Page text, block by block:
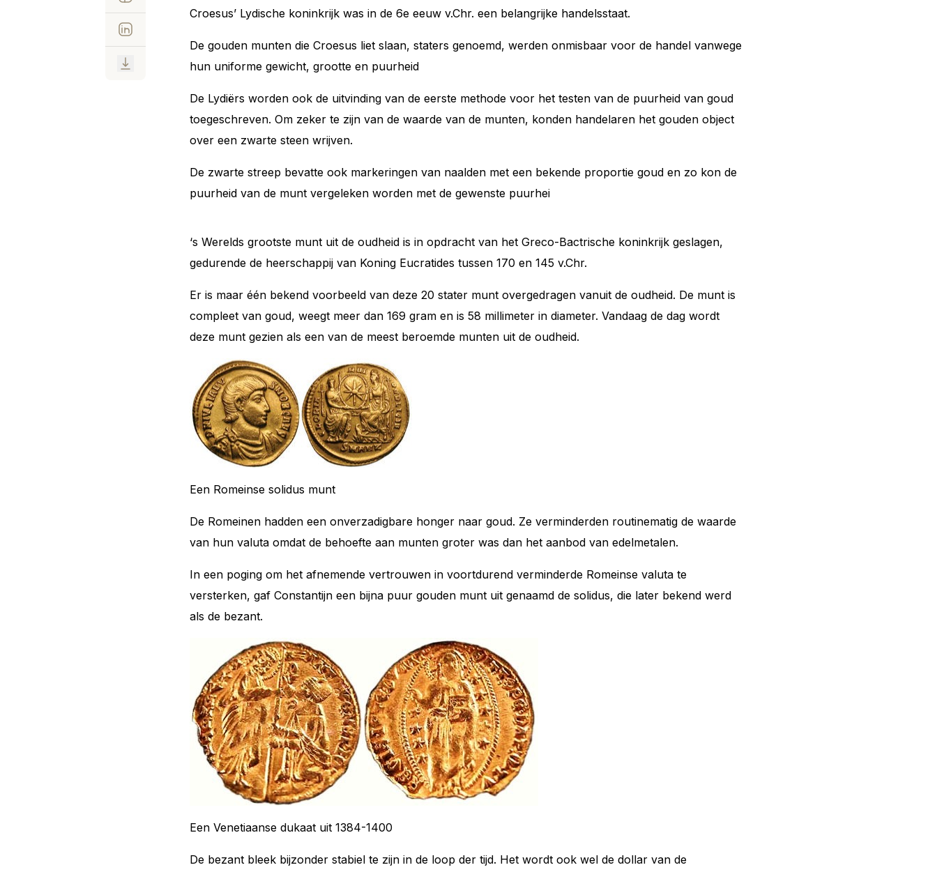
Croesus’ Lydische koninkrijk was in de 6e eeuw v.Chr. een belangrijke handelsstaat.
De gouden munten die Croesus liet slaan, staters genoemd, werden onmisbaar voor de handel vanwege
hun uniforme gewicht, grootte en puurheid
De Lydiërs worden ook de uitvinding van de eerste methode voor het testen van de puurheid van goud
toegeschreven. Om zeker te zijn van de waarde van de munten, konden handelaren het gouden object
over een zwarte steen wrijven.
De zwarte streep bevatte ook markeringen van naalden met een bekende proportie goud en zo kon de
puurheid van de munt vergeleken worden met de gewenste puurhei
‘s Werelds grootste munt uit de oudheid is in opdracht van het Greco-Bactrische koninkrijk geslagen,
gedurende de heerschappij van Koning Eucratides tussen 170 en 145 v.Chr.
Er is maar één bekend voorbeeld van deze 20 stater munt overgedragen vanuit de oudheid. De munt is
compleet van goud, weegt meer dan 169 gram en is 58 millimeter in diameter. Vandaag de dag wordt
deze munt gezien als een van de meest beroemde munten uit de oudheid.
Een Romeinse solidus munt
De Romeinen hadden een onverzadigbare honger naar goud. Ze verminderden routinematig de waarde
van hun valuta omdat de behoefte aan munten groter was dan het aanbod van edelmetalen.
In een poging om het afnemende vertrouwen in voortdurend verminderde Romeinse valuta te
versterken, gaf Constantijn een bijna puur gouden munt uit genaamd de solidus, die later bekend werd
als de bezant.
Een Venetiaanse dukaat uit 1384-1400
De bezant bleek bijzonder stabiel te zijn in de loop der tijd. Het wordt ook wel de dollar van de